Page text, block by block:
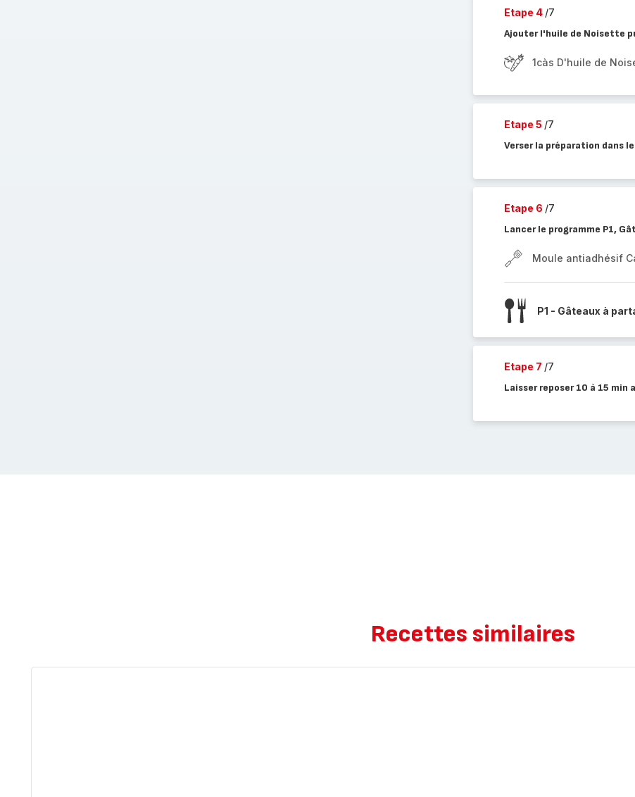
Etape 4 /7
Ajouter l'huile de Noisette
1càs D'huile de
Etape 5 /7
Verser la préparation dans
Etape 6 /7
Lancer le programme P1,
Moule antiadhésif
P1 - Gâteaux à
Etape 7 /7
Laisser reposer 10 à 15 min
Recettes similaires